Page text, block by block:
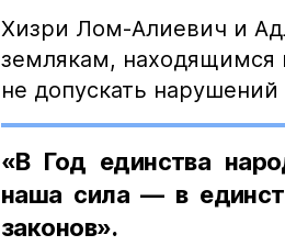
Хизри Лом-Алиевич и
землякам, находящимся
не допускать
«В Год единства
наша сила — в
законов».